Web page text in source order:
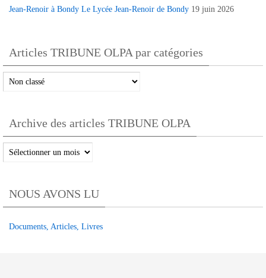
Jean-Renoir à Bondy Le Lycée Jean-Renoir de Bondy 19 juin 2026
Articles TRIBUNE OLPA par catégories
Articles
TRIBUNE
par
catégories
Archive des articles TRIBUNE OLPA
Archive
des
TRIBUNE
OLPA
NOUS AVONS LU
Documents, Articles, Livres